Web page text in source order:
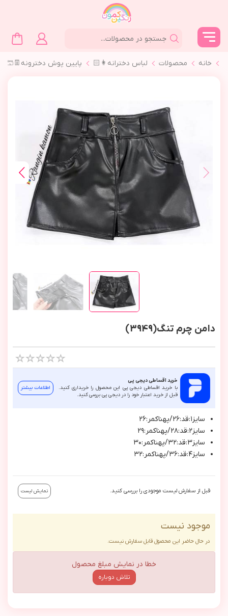
خانه محصولات لباس دخترانه👩🏻 پايين پوش دخترونه👖🩳
دامن چرم تنگ(3949)
خرید اقساطی دیجی پی
با خرید اقساطی دیجی پی این محصول را خریداری کنید.
قبل از خرید اعتبار خود را در دیجی پی بررسی کنید.
اطلاعات بیشتر
سايز١:قد:٢٦/پهناكمر:٢٦
سايز٢:قد:٢٨/پهناكمر:٢٩
سايز٣:قد:٣٢/پهناكمر:٣٠
سايز٤:قد:٣٦/پهناكمر:٣٢
قبل از سفارش لیست موجودی را بررسی کنید. نمایش لیست
موجود نیست
در حال حاضر این محصول قابل سفارش نیست.
خطا در نمایش مبلغ محصول
تلاش دوباره